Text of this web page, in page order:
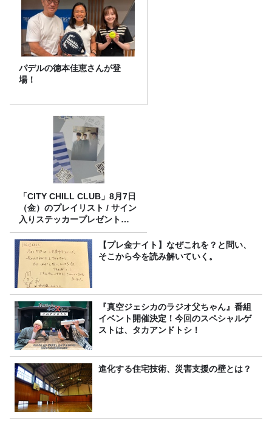
パデルの徳本佳恵さんが登
場！
「CITY CHILL CLUB」8月7日
（金）のプレイリスト / サイン
入りステッカープレゼント有
り
【プレ金ナイト】なぜこれを？と問い、
そこから今を読み解いていく。
『真空ジェシカのラジオ父ちゃん』番組
イベント開催決定！今回のスペシャルゲ
ストは、タカアンドトシ！
進化する住宅技術、災害支援の壁とは？